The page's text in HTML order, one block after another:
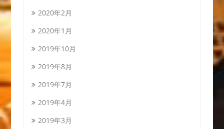
2020年2月
2020年1月
2019年10月
2019年8月
2019年7月
2019年4月
2019年3月